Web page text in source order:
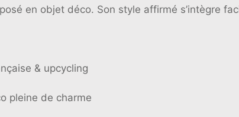
en objet déco. Son style affirmé s’intègre
& upcycling
pleine de charme